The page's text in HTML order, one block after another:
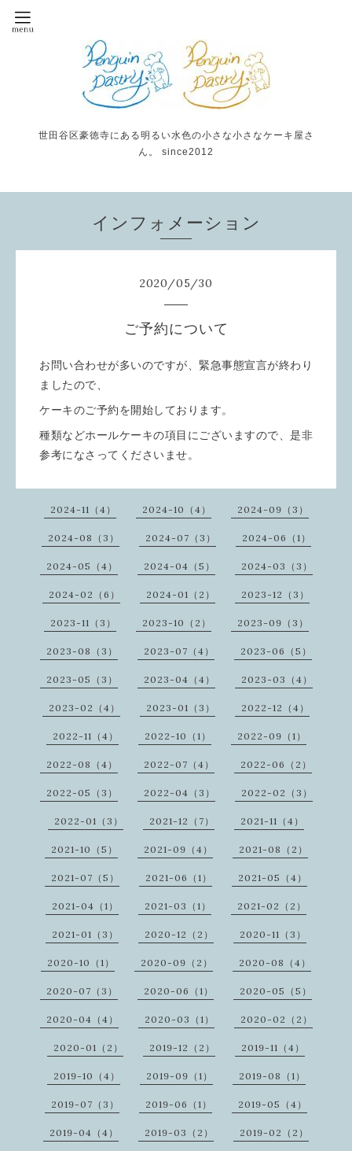
世田谷区豪徳寺にある明るい水色の小さな小さなケーキ屋さ
ん。 since2012
インフォメーション
2020/05/30
ご予約について
お問い合わせが多いのですが、緊急事態宣言が終わり
ましたので、
ケーキのご予約を開始しております。
種類などホールケーキの項目にございますので、是非
参考になさってくださいませ。
2024-11（4） 2024-10（4） 2024-09（3）
2024-08（3） 2024-07（3） 2024-06（1）
2024-05（4） 2024-04（5） 2024-03（3）
2024-02（6） 2024-01（2） 2023-12（3）
2023-11（3） 2023-10（2） 2023-09（3）
2023-08（3） 2023-07（4） 2023-06（5）
2023-05（3） 2023-04（4） 2023-03（4）
2023-02（4） 2023-01（3） 2022-12（4）
2022-11（4） 2022-10（1） 2022-09（1）
2022-08（4） 2022-07（4） 2022-06（2）
2022-05（3） 2022-04（3） 2022-02（3）
2022-01（3） 2021-12（7） 2021-11（4）
2021-10（5） 2021-09（4） 2021-08（2）
2021-07（5） 2021-06（1） 2021-05（4）
2021-04（1） 2021-03（1） 2021-02（2）
2021-01（3） 2020-12（2） 2020-11（3）
2020-10（1） 2020-09（2） 2020-08（4）
2020-07（3） 2020-06（1） 2020-05（5）
2020-04（4） 2020-03（1） 2020-02（2）
2020-01（2） 2019-12（2） 2019-11（4）
2019-10（4） 2019-09（1） 2019-08（1）
2019-07（3） 2019-06（1） 2019-05（4）
2019-04（4） 2019-03（2） 2019-02（2）